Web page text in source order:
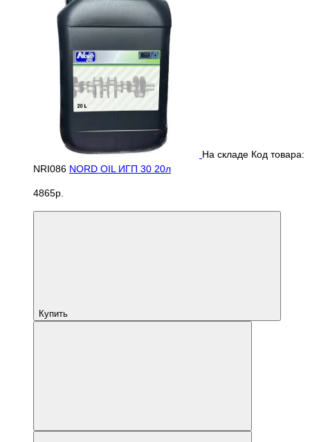
На складе Код товара:
NRI086 NORD OIL ИГП 30 20л
4865р.
Купить